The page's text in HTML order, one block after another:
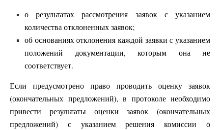
о результатах рассмотрения заявок с указанием
количества отклоненных заявок;
об основаниях отклонения каждой заявки с указанием
положений документации, которым она не
соответствует.
Если предусмотрено право проводить оценку заявок
(окончательных предложений), в протоколе необходимо
привести результаты оценки заявок (окончательных
предложений) с указанием решения комиссии о